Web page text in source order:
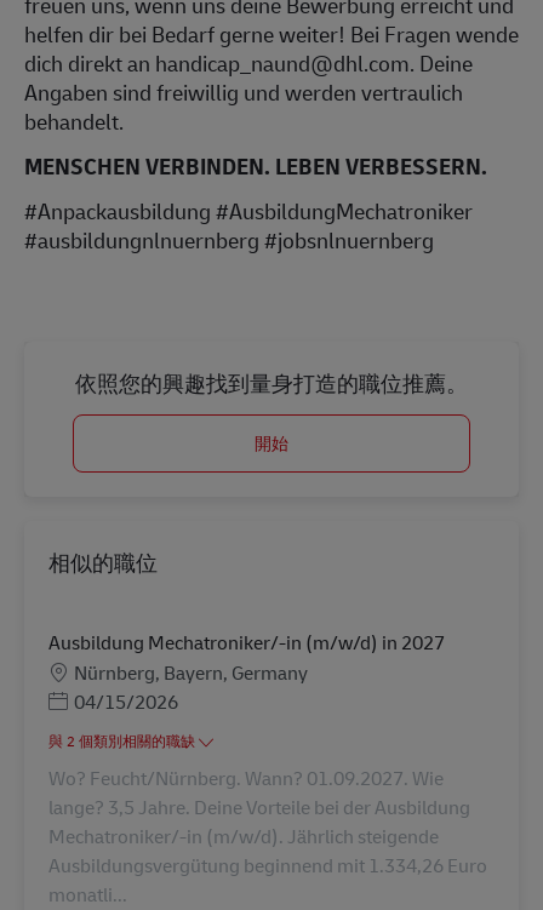
helfen dir bei Bedarf gerne weiter! Bei Fragen wende
dich direkt an handicap_naund@dhl.com. Deine
Angaben sind freiwillig und werden vertraulich
behandelt.
MENSCHEN VERBINDEN. LEBEN VERBESSERN.
#Anpackausbildung #AusbildungMechatroniker
#ausbildungnlnuernberg #jobsnlnuernberg
依照您的興趣找到量身打造的職位推薦。
開始
相似的職位
Ausbildung Mechatroniker/-in (m/w/d) in 2027
地點Nürnberg, Bayern, Germany
Posted Date
04/15/2026
與 2 個類別相關的職缺
Wo? Feucht/Nürnberg. Wann? 01.09.2027. Wie
lange? 3,5 Jahre. Deine Vorteile bei der Ausbildung
Mechatroniker/-in (m/w/d). Jährlich steigende
Ausbildungsvergütung beginnend mit 1.334,26 Euro
monatli...